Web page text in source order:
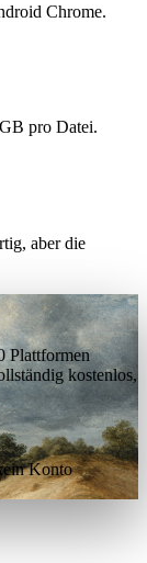
Chrome.
pro Datei.
aber die
Plattformen
kostenlos,
Konto